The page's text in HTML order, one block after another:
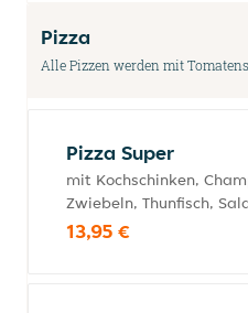
Pizza
Alle Pizzen werden mit
Pizza Super
mit Kochschinken,
Zwiebeln, Thunfisch,
13,95 €